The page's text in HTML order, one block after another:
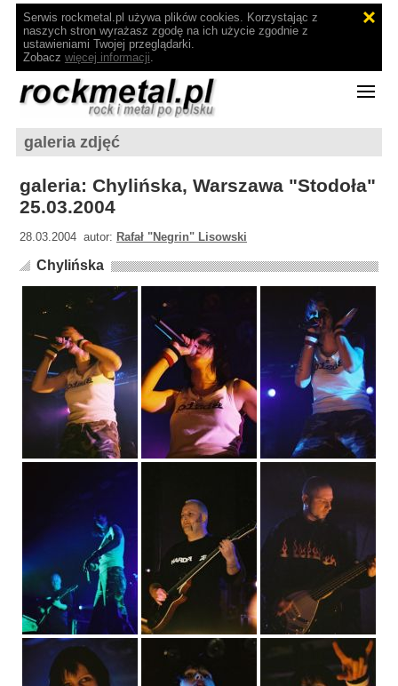
Serwis rockmetal.pl używa plików cookies. Korzystając z
naszych stron wyrażasz zgodę na ich użycie zgodnie z
ustawieniami Twojej przeglądarki.
Zobacz więcej informacji.
galeria zdjęć
galeria: Chylińska, Warszawa "Stodoła"
25.03.2004
28.03.2004 autor: Rafał "Negrin" Lisowski
Chylińska